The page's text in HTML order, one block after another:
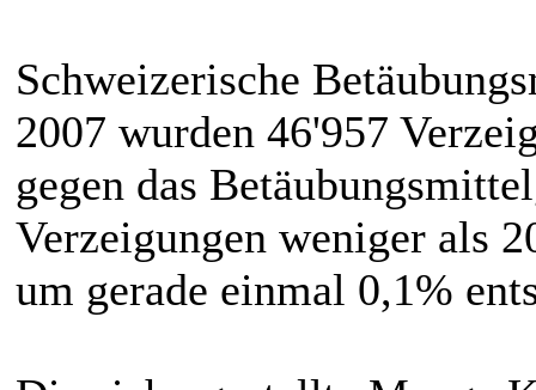
Schweizerische
2007 wurden 46'957
gegen das
Verzeigungen weniger als
um gerade einmal 0,1%